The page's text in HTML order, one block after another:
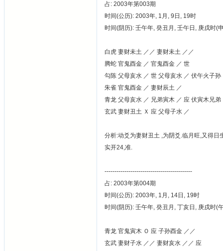
占: 2003年第003期
时间(公历): 2003年, 1月, 9日, 19时
时间(阴历): 壬午年, 癸丑月, 壬午日, 庚戌时(
白虎 妻财未土 ／／ 妻财未土 ／／
腾蛇 官鬼酉金 ／ 官鬼酉金 ／ 世
勾陈 父母亥水 ／ 世 父母亥水 ／ 伏午火子孙
朱雀 官鬼酉金 ／ 妻财辰土 ／
青龙 父母亥水 ／ 兄弟寅木 ／ 应 伏寅木兄弟
玄武 妻财丑土 Ｘ 应 父母子水 ／
分析:动爻为妻财丑土 ,为阴爻.临月旺,又得
实开24,准.
--------------------------------------------
占: 2003年第004期
时间(公历): 2003年, 1月, 14日, 19时
时间(阴历): 壬午年, 癸丑月, 丁亥日, 庚戌时(
青龙 官鬼寅木 Ｏ 应 子孙酉金 ／／
玄武 妻财子水 ／／ 妻财亥水 ／／ 应